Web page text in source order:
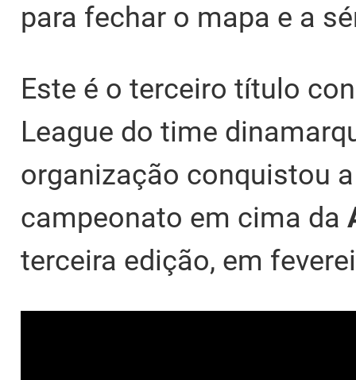
para fechar o mapa e a
Este é o terceiro título
League do time
organização conquistou
campeonato em cima da
terceira edição, em